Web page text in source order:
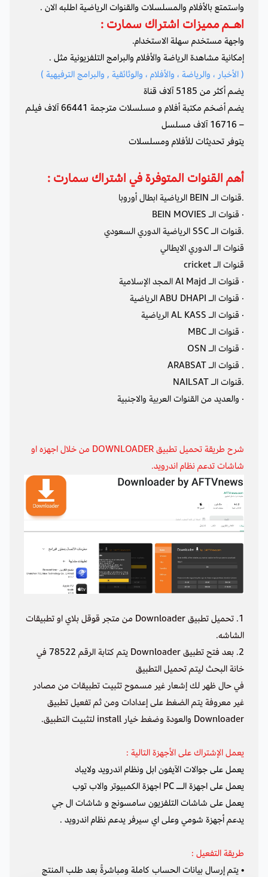
واستمتع بالأفلام والمسلسلات والقنوات الرياضية اطلبه الان .
اهـم مميزات اشتراك سمارت:
واجهة مستخدم سهلة الاستخدام.
إمكانية مشاهدة الرياضة والأفلام والبرامج التلفزيونية مثل .
( الأخبار ، والرياضة ، والأفلام ، والوثائقية , والبرامج الترفيهية )
يضم أكثر من 5185 آلاف قناة
يضم أضخم مكتبة أفلام و مسلسلات مترجمة 66441آلاف فيلم
–
16716 آلاف مسلسل
يتوفر تحديثات للأفلام ومسلسلات
أهم القنوات المتوفرة فياشتراك سمارت:
.قنوات الـ BEIN الرياضية ابطال أوروبا
· قنوات الـ BEIN MOVIES
.قنوات الـ SSC الرياضية الدوري السعودي
قنوات الـ الدوري الايطالي
قنوات الـ cricket
· قنوات الـ Al Majd المجد الإسلامية
· قنوات الـ ABU DHAPI الرياضية
· قنوات الـ AL KASS الرياضية
· قنوات الـ MBC
· قنوات الـOSN
. قنوات الـ ARABSAT
.قنوات الـ NAILSAT
· والعديد من القنوات العربية والاجنبية
شرح طريقة تحميل تطبيق DOWNLOADER من خلال اجهزه او
شاشات تدعم نظام اندرويد.
1. تحميل تطبيق Downloader من متجر قوقل بلاي او تطبيقات
الشاشه.
2. بعد فتح تطبيق Downloader يتم كتابة الرقم
78522 في
خانة البحث ليتم تحميل التطبيق
في حال ظهر لك إشعار غير مسموح تثبيت تطبيقات من مصادر
غير معروفة يتم الضغط على إعدادات ومن ثم تفعيل تطبيق
Downloader والعودة وضغط خيار install لتثبيت التطبيق.
يعمل الإشتراك على الأجهزة التالية :
يعمل على جوالات الآيفون ابل ونظام اندرويد ولايباد
يعمل على اجهزة الــ PC اجهزة الكمبيوتر والاب توب
يعمل على شاشات التلفزيون سامسونج و شاشات ال جي
يدعم أجهزة شومي وعلى اي سيرفر يدعم نظام اندرويد .
طريقة التفعيل :
• يتم إرسال بيانات الحساب كاملة ومباشرةً بعد طلب المنتج